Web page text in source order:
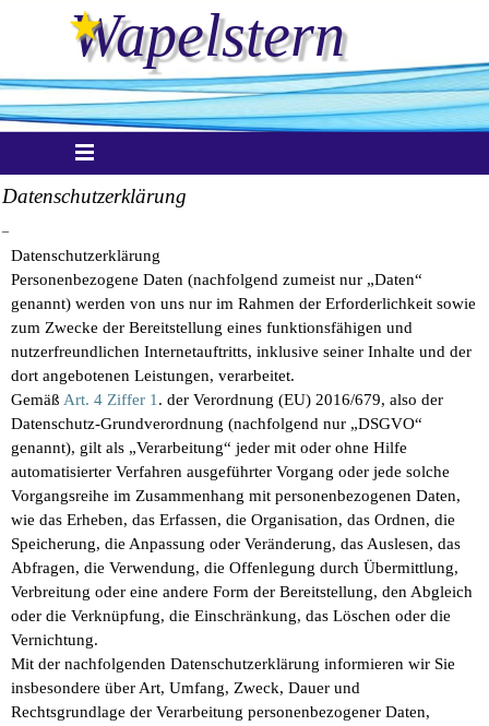
Direkt zum Seiteninhalt
Wapelstern
Datenschutzerklärung
Datenschutzerklärung
Personenbezogene Daten (nachfolgend zumeist nur „Daten“
genannt) werden von uns nur im Rahmen der Erforderlichkeit sowie
zum Zwecke der Bereitstellung eines funktionsfähigen und
nutzerfreundlichen Internetauftritts, inklusive seiner Inhalte und der
dort angebotenen Leistungen, verarbeitet.
Gemäß Art. 4 Ziffer 1 . der Verordnung (EU) 2016/679, also der
Datenschutz-Grundverordnung (nachfolgend nur „DSGVO“
genannt), gilt als „Verarbeitung“ jeder mit oder ohne Hilfe
automatisierter Verfahren ausgeführter Vorgang oder jede solche
Vorgangsreihe im Zusammenhang mit personenbezogenen Daten,
wie das Erheben, das Erfassen, die Organisation, das Ordnen, die
Speicherung, die Anpassung oder Veränderung, das Auslesen, das
Abfragen, die Verwendung, die Offenlegung durch Übermittlung,
Verbreitung oder eine andere Form der Bereitstellung, den Abgleich
oder die Verknüpfung, die Einschränkung, das Löschen oder die
Vernichtung.
Mit der nachfolgenden Datenschutzerklärung informieren wir Sie
insbesondere über Art, Umfang, Zweck, Dauer und
Rechtsgrundlage der Verarbeitung personenbezogener Daten,